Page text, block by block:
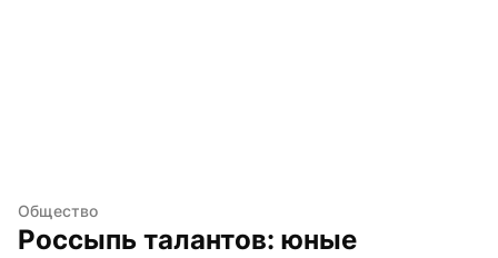
Общество
Россыпь талантов: юные